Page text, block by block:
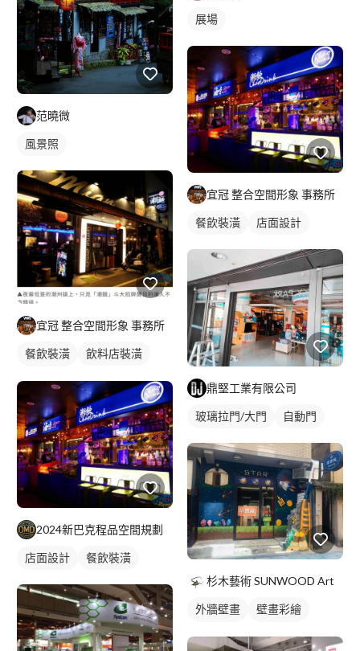
范曉微
風景照
宜冠 整合空間形象 事務所
餐飲裝潢
飲料店裝潢
2024新巴克程品空間規劃
店面設計 餐飲裝潢
展場
宜冠 整合空間形象 事務所
餐飲裝潢 店面設計
鼎堅工業有限公司
玻璃拉門/大門 自動門
杉木藝術 SUNWOOD Art
外牆壁畫
壁畫彩繪